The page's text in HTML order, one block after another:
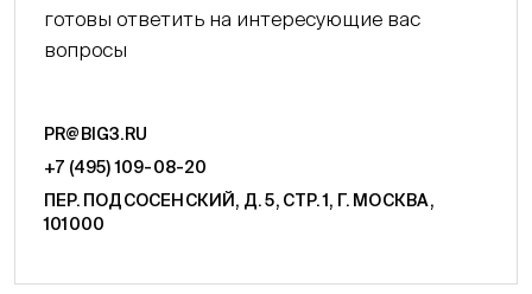
готовы ответить на интересующие вас
вопросы
PR@BIG3.RU
+7 (495) 109-08-20
ПЕР. ПОДСОСЕНСКИЙ, Д. 5, СТР. 1, Г. МОСКВА,
101000